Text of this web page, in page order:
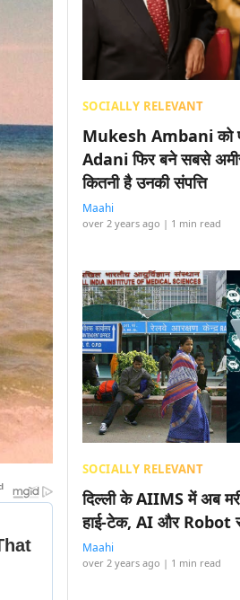
SOCIALLY RELEVANT
Mukesh Ambani को
Adani फिर बने सबसे अमीर
कितनी है उनकी संपत्ति
Maahi
over 2 years ago | 1 min read
SOCIALLY RELEVANT
दिल्ली के AIIMS में अब
हाई-टेक, AI और Robot से
Maahi
over 2 years ago | 1 min read